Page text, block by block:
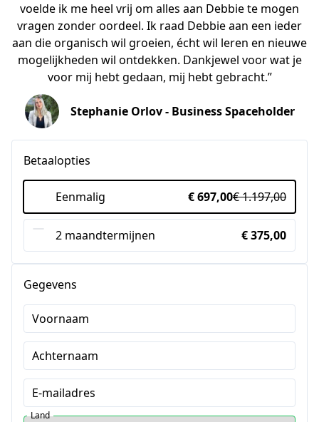
voelde ik me heel vrij om alles aan Debbie te mogen
vragen zonder oordeel. Ik raad Debbie aan een ieder
aan die organisch wil groeien, écht wil leren en nieuwe
mogelijkheden wil ontdekken. Dankjewel voor wat je
voor mij hebt gedaan, mij hebt gebracht.”
Stephanie Orlov - Business Spaceholder
Betaalopties
Eenmalig € 697,00€ 1.197,00
2 maandtermijnen € 375,00
Gegevens
Voornaam
Achternaam
E-mailadres
Land